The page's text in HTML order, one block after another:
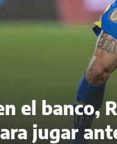
el banco,
jugar